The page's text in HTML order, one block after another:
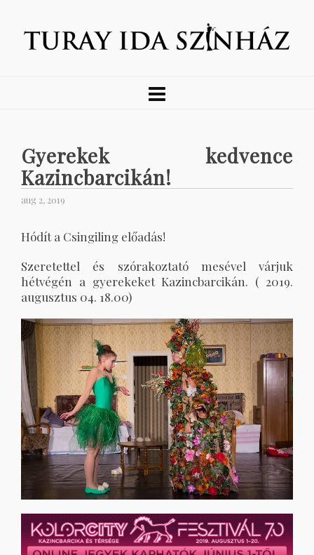
Gyerekek kedvence
Kazincbarcikán!
aug 2, 2019
Hódít a Csingiling előadás!
Szeretettel és szórakoztató mesével várjuk
hétvégén a gyerekeket Kazincbarcikán. ( 2019.
augusztus 04. 18.00)